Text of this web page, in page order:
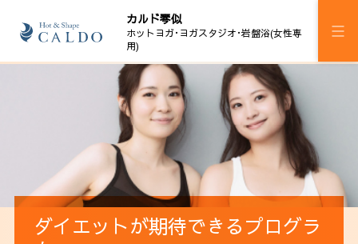
カルド琴似
ホットヨガ･ヨガスタジオ･岩盤浴(女性専
用)
スケジュール
マシンピラティス
岩盤浴
ダイエットが期待できるプログラ